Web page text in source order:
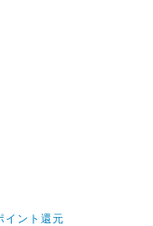
イント還元